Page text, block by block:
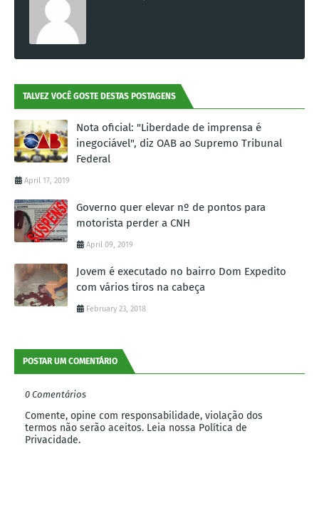
TALVEZ VOCÊ GOSTE DESTAS POSTAGENS
Nota oficial: "Liberdade de imprensa é
inegociável", diz OAB ao Supremo Tribunal
Federal
April 17, 2019
Governo quer elevar nº de pontos para
motorista perder a CNH
April 09, 2019
Jovem é executado no bairro Dom Expedito
com vários tiros na cabeça
February 23, 2018
POSTAR UM COMENTÁRIO
0 Comentários
Comente, opine com responsabilidade, violação dos
termos não serão aceitos. Leia nossa Política de
Privacidade.